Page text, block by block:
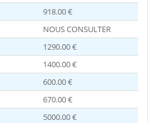
918.00 €
NOUS CONSULTER
1290.00 €
1400.00 €
600.00 €
670.00 €
5000.00 €